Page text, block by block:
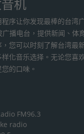
机
序让你发现最棒的台湾
播电台，提供新闻、体
您可以时刻了解台湾最
化音乐选择。无论您喜
的口味。
FM96.3
radio